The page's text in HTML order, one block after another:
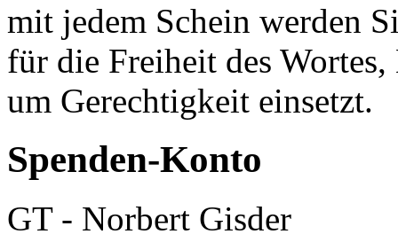
mit jedem Schein werden
für die Freiheit des
um Gerechtigkeit einsetzt.
Spenden-Konto
GT - Norbert Gisder